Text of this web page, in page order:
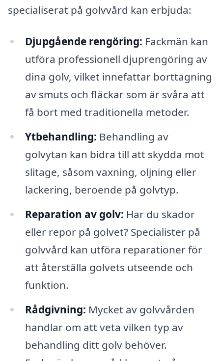
specialiserat på golvvård kan erbjuda:
Djupgående rengöring: Fackmän kan
utföra professionell djuprengöring av
dina golv, vilket innefattar borttagning
av smuts och fläckar som är svåra att
få bort med traditionella metoder.
Ytbehandling: Behandling av
golvytan kan bidra till att skydda mot
slitage, såsom vaxning, oljning eller
lackering, beroende på golvtyp.
Reparation av golv: Har du skador
eller repor på golvet? Specialister på
golvvård kan utföra reparationer för
att återställa golvets utseende och
funktion.
Rådgivning: Mycket av golvvården
handlar om att veta vilken typ av
behandling ditt golv behöver.